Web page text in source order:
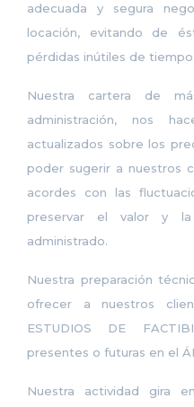
adecuada y segura
locación, evitando de
pérdidas inútiles de
Nuestra cartera de
administración, nos
actualizados sobre los
poder sugerir a nuestros
acordes con las
preservar el valor y la
administrado.
Nuestra preparación
ofrecer a nuestros
ESTUDIOS DE
presentes o futuras en el
Nuestra actividad gira